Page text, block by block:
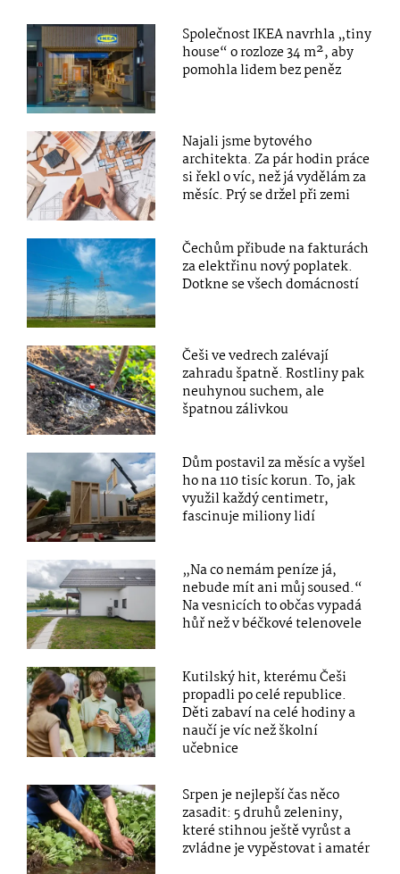
Společnost IKEA navrhla „tiny
house“ o rozloze 34 m², aby
pomohla lidem bez peněz
Najali jsme bytového
architekta. Za pár hodin práce
si řekl o víc, než já vydělám za
měsíc. Prý se držel při zemi
Čechům přibude na fakturách
za elektřinu nový poplatek.
Dotkne se všech domácností
Češi ve vedrech zalévají
zahradu špatně. Rostliny pak
neuhynou suchem, ale
špatnou zálivkou
Dům postavil za měsíc a vyšel
ho na 110 tisíc korun. To, jak
využil každý centimetr,
fascinuje miliony lidí
„Na co nemám peníze já,
nebude mít ani můj soused.“
Na vesnicích to občas vypadá
hůř než v béčkové telenovele
Kutilský hit, kterému Češi
propadli po celé republice.
Děti zabaví na celé hodiny a
naučí je víc než školní
učebnice
Srpen je nejlepší čas něco
zasadit: 5 druhů zeleniny,
které stihnou ještě vyrůst a
zvládne je vypěstovat i amatér